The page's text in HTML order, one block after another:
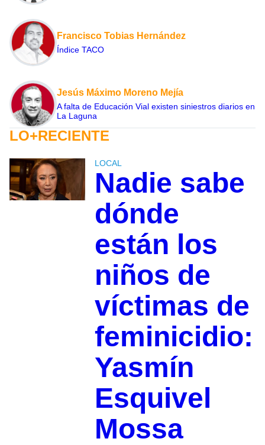
Francisco Tobias Hernández
Índice TACO
Jesús Máximo Moreno Mejía
A falta de Educación Vial existen siniestros diarios en
La Laguna
LO+RECIENTE
LOCAL
Nadie sabe
dónde
están los
niños de
víctimas de
feminicidio:
Yasmín
Esquivel
Mossa